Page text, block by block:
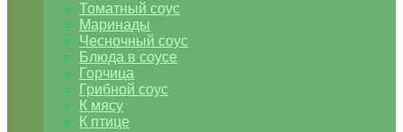
Томатный соус
Маринады
Чесночный соус
Блюда в соусе
Горчица
Грибной соус
К мясу
К птице